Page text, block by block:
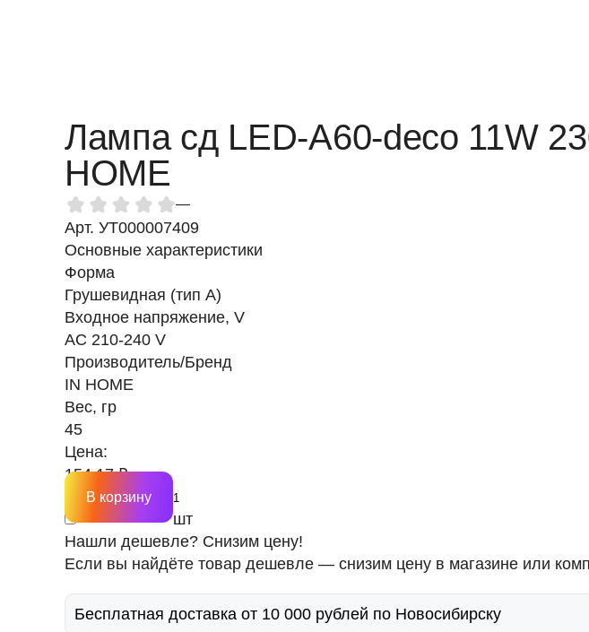
Лампа сд LED-A60-deco 11W
HOME
—
Арт. УТ000007409
Основные характеристики
Форма
Грушевидная (тип А)
Входное напряжение, V
AC 210-240 V
Производитель/Бренд
IN HOME
Вес, гр
45
Цена:
154.17 ₽
шт
В корзину
Нашли дешевле? Снизим цену!
Если вы найдёте товар дешевле — снизим цену в магазине или
Бесплатная доставка от 10 000 рублей по Новосибирску